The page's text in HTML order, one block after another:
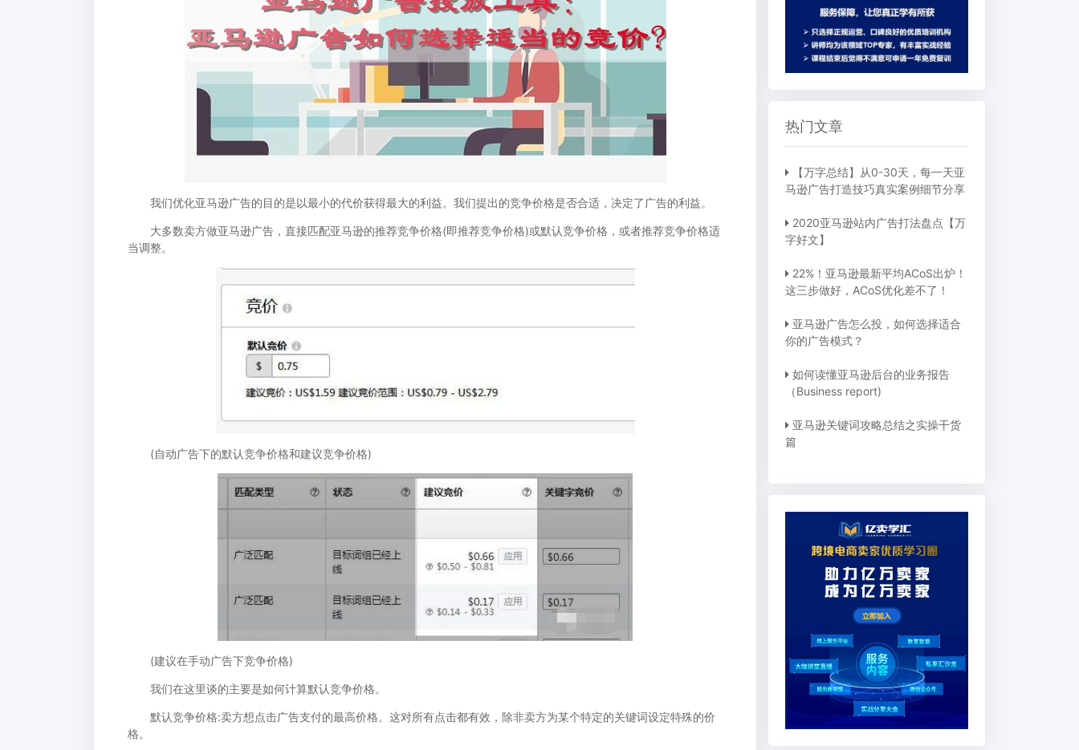
我们优化亚马逊广告的目的是以最小的代价获得最大的利益。我们提出的竞争价格是否合适，决定了广告的利益。
大多数卖方做亚马逊广告，直接匹配亚马逊的推荐竞争价格(即推荐竞争价格)或默认竞争价格，或者推荐竞争价格适
当调整。
(自动广告下的默认竞争价格和建议竞争价格)
(建议在手动广告下竞争价格)
我们在这里谈的主要是如何计算默认竞争价格。
默认竞争价格:卖方想点击广告支付的最高价格。这对所有点击都有效，除非卖方为某个特定的关键词设定特殊的价
格。
热门文章
【万字总结】从0-30天，每一天亚
马逊广告打造技巧真实案例细节分享
2020亚马逊站内广告打法盘点【万
字好文】
22%！亚马逊最新平均ACoS出炉！
这三步做好，ACoS优化差不了！
亚马逊广告怎么投，如何选择适合
你的广告模式？
如何读懂亚马逊后台的业务报告
（Business report)
亚马逊关键词攻略总结之实操干货
篇